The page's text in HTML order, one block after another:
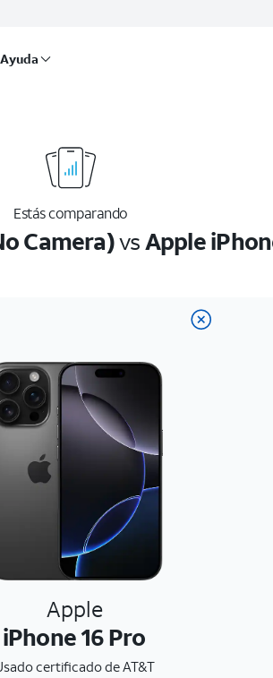
Ayuda
Estás comparando
Camera)vsApple
Apple
iPhone 16 Pro
certificado de AT&T